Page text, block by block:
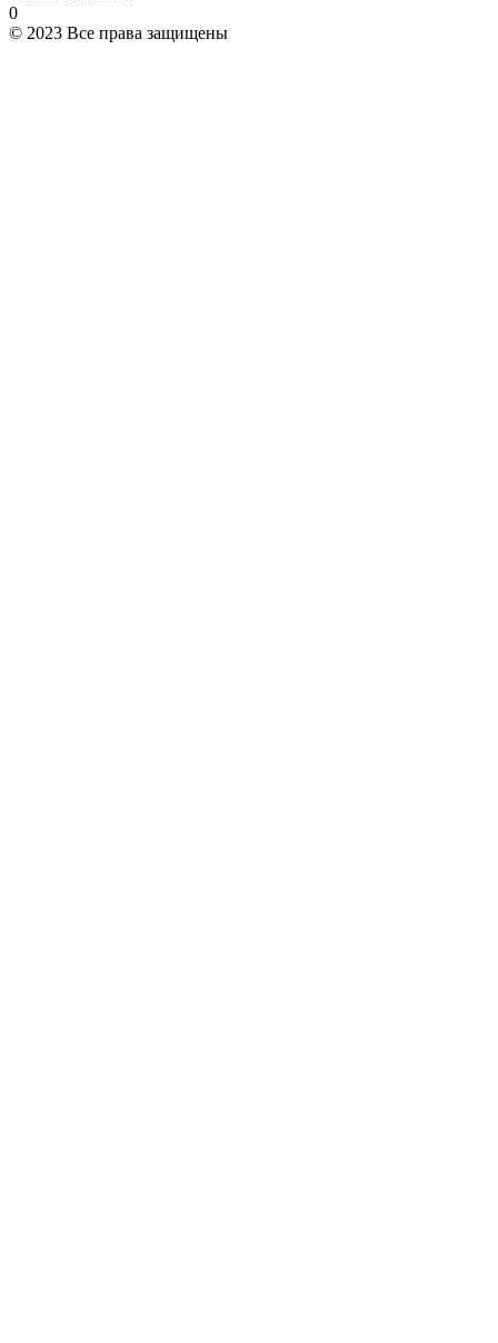
0
© 2023 Все права защищены